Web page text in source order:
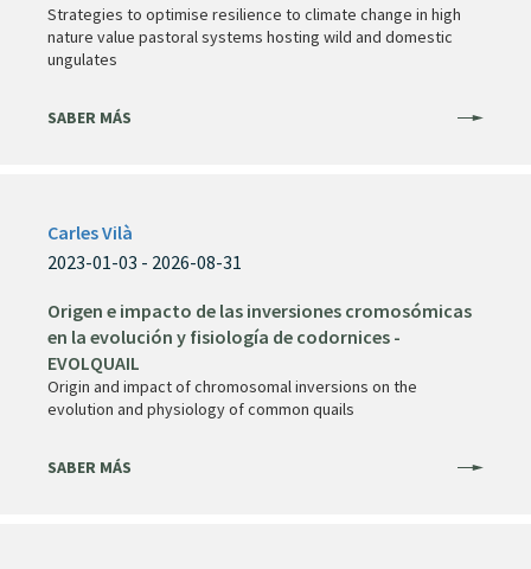
Strategies to optimise resilience to climate change in high
nature value pastoral systems hosting wild and domestic
ungulates
SABER MÁS
Carles Vilà
2023-01-03 - 2026-08-31
Origen e impacto de las inversiones cromosómicas
en la evolución y fisiología de codornices -
EVOLQUAIL
Origin and impact of chromosomal inversions on the
evolution and physiology of common quails
SABER MÁS